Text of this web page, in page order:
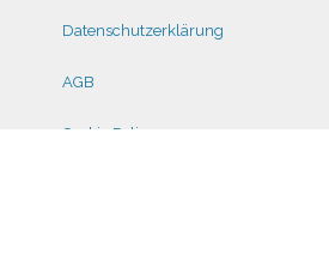
Datenschutzerklärung
AGB
Cookie Policy